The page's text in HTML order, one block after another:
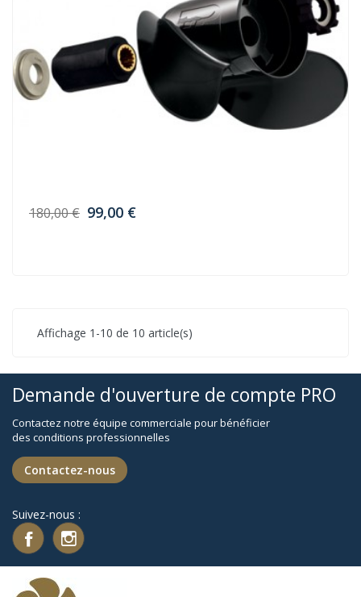
180,00 € 99,00 €
Affichage 1-10 de 10 article(s)
Demande d'ouverture de compte PRO
Contactez notre équipe commerciale pour bénéficier
des conditions professionnelles
Contactez-nous
Suivez-nous :